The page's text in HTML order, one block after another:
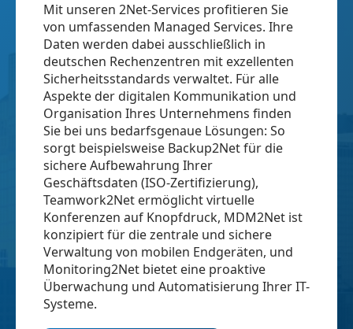
Mit unseren 2Net-Services profitieren Sie
von umfassenden Managed Services. Ihre
Daten werden dabei ausschließlich in
deutschen Rechenzentren mit exzellenten
Sicherheitsstandards verwaltet. Für alle
Aspekte der digitalen Kommunikation und
Organisation Ihres Unternehmens finden
Sie bei uns bedarfsgenaue Lösungen: So
sorgt beispielsweise Backup2Net für die
sichere Aufbewahrung Ihrer
Geschäftsdaten (ISO-Zertifizierung),
Teamwork2Net ermöglicht virtuelle
Konferenzen auf Knopfdruck, MDM2Net ist
konzipiert für die zentrale und sichere
Verwaltung von mobilen Endgeräten, und
Monitoring2Net bietet eine proaktive
Überwachung und Automatisierung Ihrer IT-
Systeme.